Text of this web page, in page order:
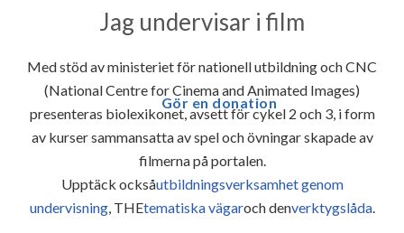
Gör en donation
Jag undervisar i film
Med stöd av ministeriet för nationell utbildning och CNC
(National Centre for Cinema and Animated Images)
presenteras biolexikonet, avsett för cykel 2 och 3, i form
av kurser sammansatta av spel och övningar skapade av
filmerna på portalen.
Upptäck ocksåutbildningsverksamhet genom
undervisning, THEtematiska vägaroch denverktygslåda.